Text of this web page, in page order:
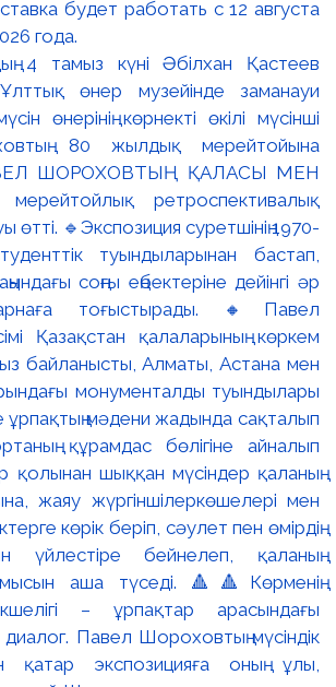
будет работать с 12 августа
года.